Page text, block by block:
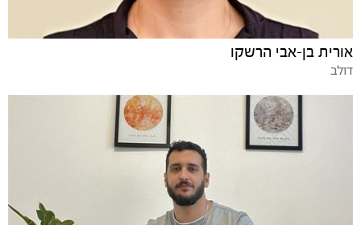
אורית בן-אבי הרשקו
דולב